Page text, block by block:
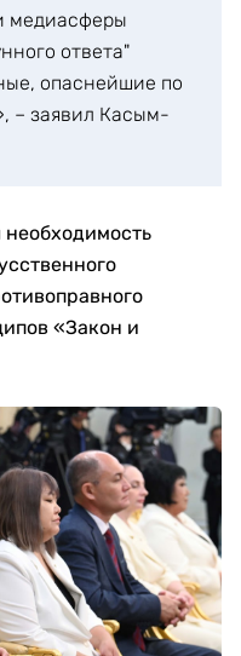
медиасферы
ответа"
опаснейшие по
– заявил Касым-
«Закон и